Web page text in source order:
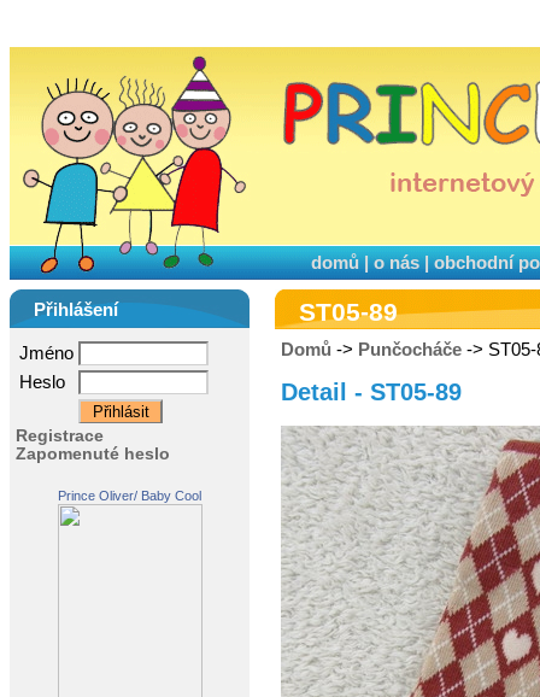
domů|o nás|obchodní
Přihlášení
Jméno
Heslo
Registrace
Zapomenuté heslo
Prince Oliver/ Baby Cool
ST05-89
Domů -> Punčocháče -> ST05-
Detail - ST05-89